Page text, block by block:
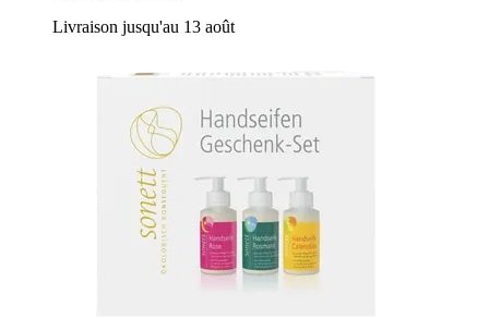
Livraison jusqu'au 13 août